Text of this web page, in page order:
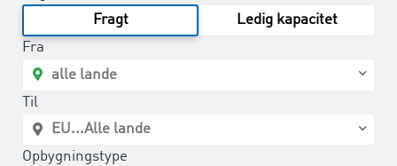
Fragt
Ledig kapacitet
Fra
Til
Opbygningstype